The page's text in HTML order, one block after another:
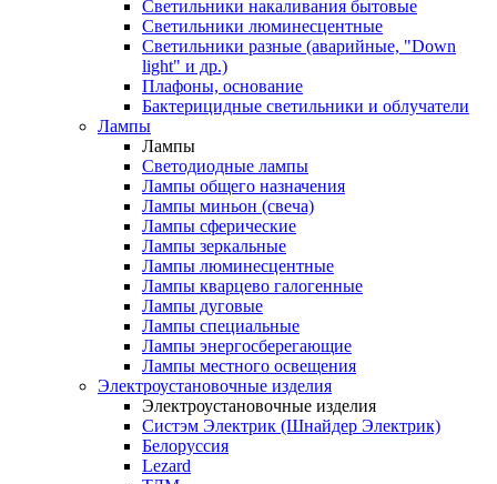
Светильники накаливания бытовые
Светильники люминесцентные
Светильники разные (аварийные, "Down
light" и др.)
Плафоны, основание
Бактерицидные светильники и облучатели
Лампы
Лампы
Светодиодные лампы
Лампы общего назначения
Лампы миньон (свеча)
Лампы сферические
Лампы зеркальные
Лампы люминесцентные
Лампы кварцево галогенные
Лампы дуговые
Лампы специальные
Лампы энергосберегающие
Лампы местного освещения
Электроустановочные изделия
Электроустановочные изделия
Систэм Электрик (Шнайдер Электрик)
Белоруссия
Lezard